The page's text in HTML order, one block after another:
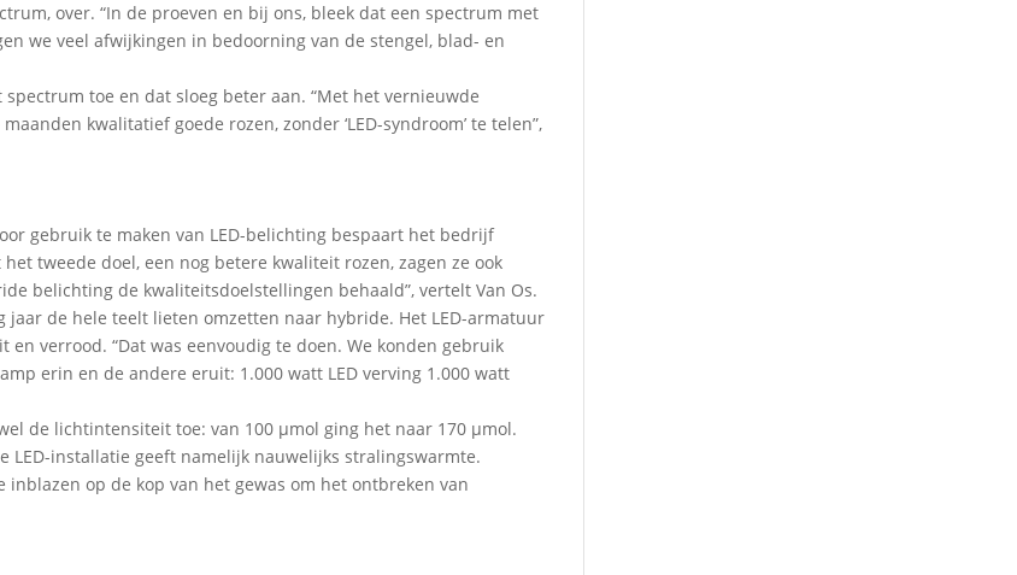
over. “In de proeven en bij ons, bleek dat een spectrum met
we veel afwijkingen in bedoorning van de stengel, blad- en
toe en dat sloeg beter aan. “Met het vernieuwde
kwalitatief goede rozen, zonder ‘LED-syndroom’ te telen”,
gebruik te maken van LED-belichting bespaart het bedrijf
tweede doel, een nog betere kwaliteit rozen, zagen ze ook
belichting de kwaliteitsdoelstellingen behaald”, vertelt Van Os.
de hele teelt lieten omzetten naar hybride. Het LED-armatuur
verrood. “Dat was eenvoudig te doen. We konden gebruik
erin en de andere eruit: 1.000 watt LED verving 1.000 watt
de lichtintensiteit toe: van 100 µmol ging het naar 170 µmol.
LED-installatie geeft namelijk nauwelijks stralingswarmte.
inblazen op de kop van het gewas om het ontbreken van